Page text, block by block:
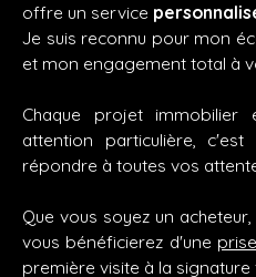
offre un service
Je suis reconnu pour mon
et mon engagement total à
Chaque projet
attention particulière,
répondre à toutes vos
Que vous soyez un
vous bénéficierez d'une
première visite à la signature